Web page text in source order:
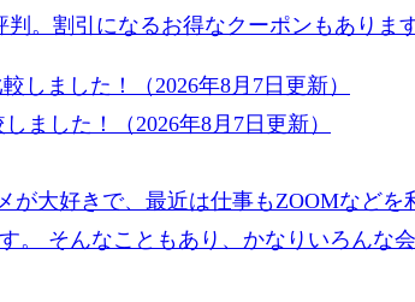
。割引になるお得なクーポンもありま
ました！（2026年8月7日更新）
大好きで、最近は仕事もZOOMなど
。 そんなこともあり、かなりいろんな